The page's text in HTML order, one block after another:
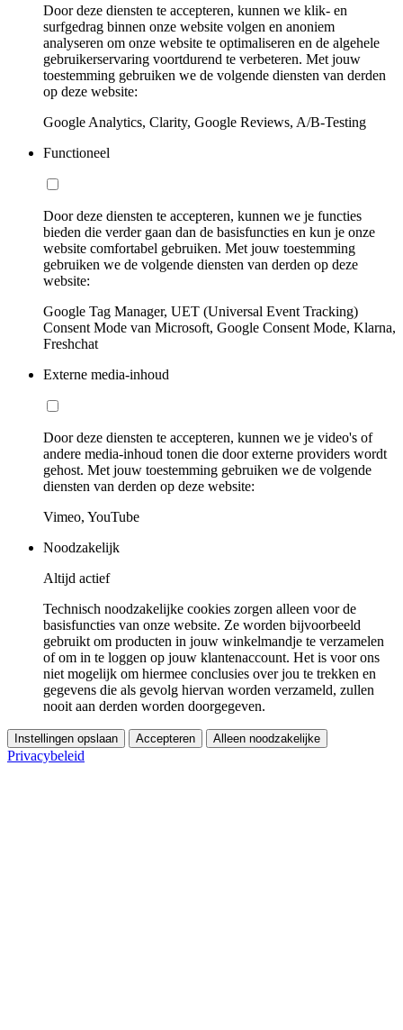
Door deze diensten te accepteren, kunnen we klik- en
surfgedrag binnen onze website volgen en anoniem
analyseren om onze website te optimaliseren en de algehele
gebruikerservaring voortdurend te verbeteren. Met jouw
toestemming gebruiken we de volgende diensten van derden
op deze website:
Google Analytics, Clarity, Google Reviews, A/B-Testing
Functioneel
Door deze diensten te accepteren, kunnen we je functies
bieden die verder gaan dan de basisfuncties en kun je onze
website comfortabel gebruiken. Met jouw toestemming
gebruiken we de volgende diensten van derden op deze
website:
Google Tag Manager, UET (Universal Event Tracking)
Consent Mode van Microsoft, Google Consent Mode, Klarna,
Freshchat
Externe media-inhoud
Door deze diensten te accepteren, kunnen we je video's of
andere media-inhoud tonen die door externe providers wordt
gehost. Met jouw toestemming gebruiken we de volgende
diensten van derden op deze website:
Vimeo, YouTube
Noodzakelijk
Altijd actief
Technisch noodzakelijke cookies zorgen alleen voor de
basisfuncties van onze website. Ze worden bijvoorbeeld
gebruikt om producten in jouw winkelmandje te verzamelen
of om in te loggen op jouw klantenaccount. Het is voor ons
niet mogelijk om hiermee conclusies over jou te trekken en
gegevens die als gevolg hiervan worden verzameld, zullen
nooit aan derden worden doorgegeven.
Instellingen opslaan Accepteren Alleen noodzakelijke
Privacybeleid